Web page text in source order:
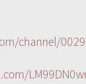
channel/